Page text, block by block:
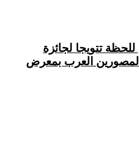
تتويجا لجائزة
المصورين العرب بمعرض